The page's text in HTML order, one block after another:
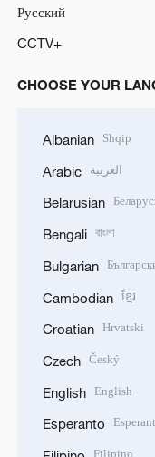
Русский
CCTV+
CHOOSE YOUR
Albanian Shqip
Arabic العربية
Belarusian
Bengali বাংলা
Bulgarian
Cambodian ខ្មែរ
Croatian Hrvatski
Czech Český
English English
Esperanto